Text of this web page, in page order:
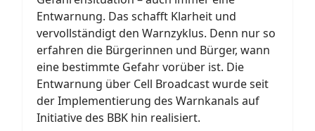
Entwarnung. Das schafft Klarheit und
vervollständigt den Warnzyklus. Denn nur so
erfahren die Bürgerinnen und Bürger, wann
eine bestimmte Gefahr vorüber ist. Die
Entwarnung über Cell Broadcast wurde seit
der Implementierung des Warnkanals auf
Initiative des BBK hin realisiert.